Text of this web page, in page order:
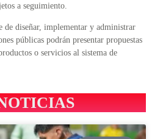
a seguimiento.
de diseñar, implementar y administrar
públicas podrán presentar propuestas
o servicios al sistema de